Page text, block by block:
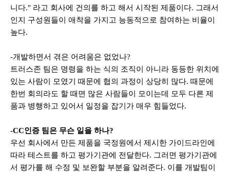
니다." 라고 회사에 건의를 하고 해서 시작된 제품이다. 그래서
인지 구성원들이 애착을 가지고 능동적으로 참여하는 비율이
높다.
-개발하면서 겪은 어려움은 없었나?
트러스존 팀은 명령을 하는 식의 조직이 아니라 동등한 위치에
있는 사람이 모였기 때문에 협의 과정이 상당히 많다. 때문에
한번 회의라도 할 때면 많은 사람들이 모이는데 모두 다른 제
품과 병행하고 있어서 일정을 잡기가 매우 힘들었다.
-CC인증 팀은 무슨 일을 하나?
우선 회사에서 만든 제품을 국정원에서 제시한 가이드라인에
따라 테스트를 하고 평가기관에 전달한다. 그러면 평가기관에
서 평가를 해 수정 및 보완할 부분을 알려준다. 이를 개발팀이